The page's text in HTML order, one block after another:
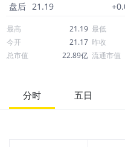
盘后 21.19
最高 21.19 最低
今开
21.17 昨收
总市值
22.89亿 流通市值
52周最高
21.94
股息
分时 五日